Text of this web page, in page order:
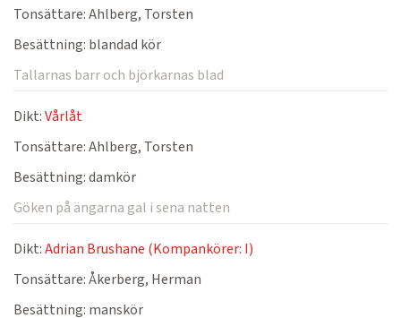
Tonsättare:Ahlberg, Torsten
Besättning: blandad kör
Tallarnas barr och björkarnas blad
Dikt:Vårlåt
Tonsättare:Ahlberg, Torsten
Besättning:damkör
Göken på ängarna gal i sena natten
Dikt:Adrian Brushane (Kompankörer: I)
Tonsättare:Åkerberg, Herman
Besättning: manskör